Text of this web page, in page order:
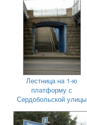
Лестница на 1-ю
платформу с
Сердобольской улицы